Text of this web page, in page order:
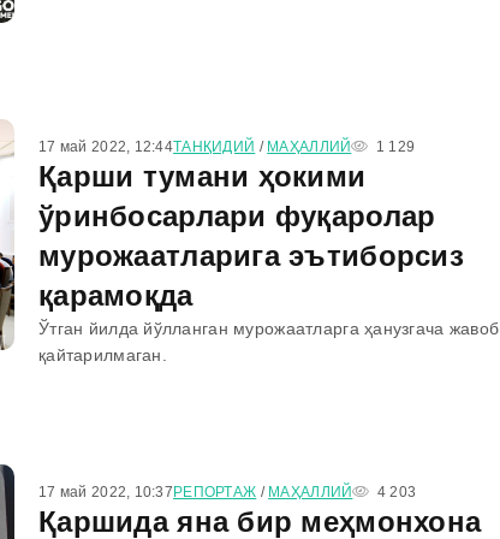
17 май 2022, 12:44ТАНҚИДИЙ / МАҲАЛЛИЙ 1 129
Қарши тумани ҳокими
ўринбосарлари фуқаролар
мурожаатларига эътиборсиз
қарамоқда
Ўтган йилда йўлланган мурожаатларга ҳанузгача жавоб
қайтарилмаган.
17 май 2022, 10:37 РЕПОРТАЖ / МАҲАЛЛИЙ 4 203
Қаршида янa бир меҳмонхона